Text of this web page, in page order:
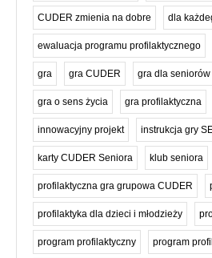
CUDER zmienia na dobre dla
ewaluacja programu profilaktycznego
gra gra CUDER gra dla seniorów
gra o sens życia gra profilaktyczna
innowacyjny projekt instrukcja gry
karty CUDER Seniora klub seniora
profilaktyczna gra grupowa CUDER
profilaktyka dla dzieci i młodzieży
program profilaktyczny program